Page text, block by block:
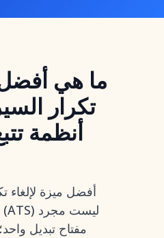
ما هي أفضل
تكرار
أنظمة
أفضل ميزة لإلغاء
مفتاح تبديل